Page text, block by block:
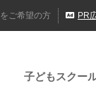
をご希望の方 PR
子どもスクー